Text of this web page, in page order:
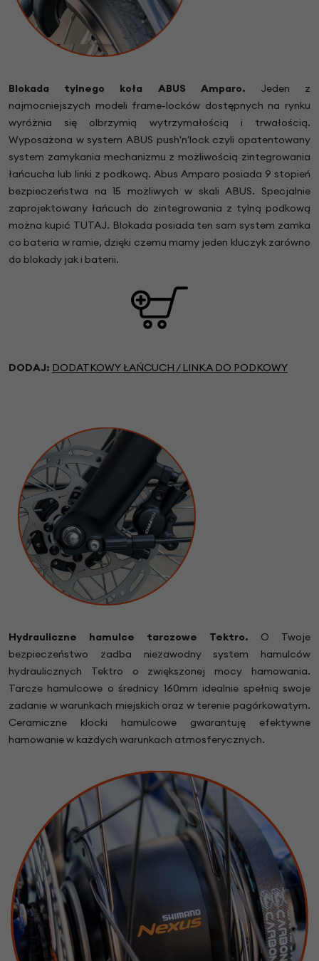
Blokada tylnego koła ABUS Amparo. Jeden z
najmocniejszych modeli frame-locków dostępnych na rynku
wyróżnia się olbrzymią wytrzymałością i trwałością.
Wyposażona w system ABUS push'n'lock czyli opatentowany
system zamykania mechanizmu z możliwością zintegrowania
łańcucha lub linki z podkową. Abus Amparo posiada 9 stopień
bezpieczeństwa na 15 możliwych w skali ABUS. Specjalnie
zaprojektowany łańcuch do zintegrowania z tylną podkową
można kupić TUTAJ. Blokada posiada ten sam system zamka
co bateria w ramie, dzięki czemu mamy jeden kluczyk zarówno
do blokady jak i baterii.
DODAJ: DODATKOWY ŁAŃCUCH / LINKA DO PODKOWY
Hydrauliczne hamulce tarczowe Tektro. O Twoje
bezpieczeństwo zadba niezawodny system hamulców
hydraulicznych Tektro o zwiększonej mocy hamowania.
Tarcze hamulcowe o średnicy 160mm idealnie spełnią swoje
zadanie w warunkach miejskich oraz w terenie pagórkowatym.
Ceramiczne klocki hamulcowe gwarantuję efektywne
hamowanie w każdych warunkach atmosferycznych.